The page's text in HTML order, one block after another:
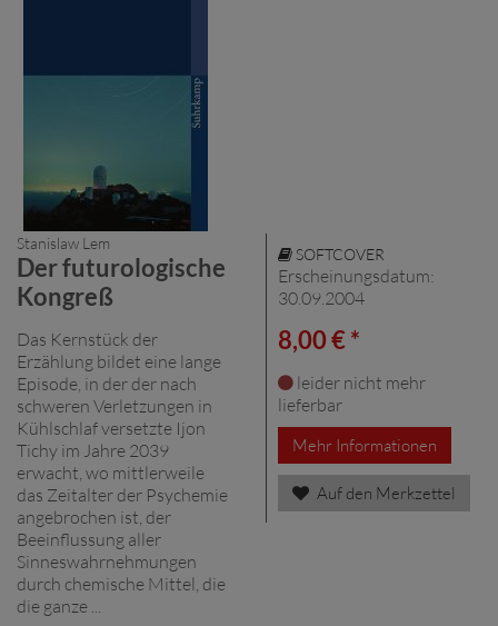
Stanislaw Lem
Der futurologische
Kongreß
Das Kernstück der
Erzählung bildet eine lange
Episode, in der der nach
schweren Verletzungen in
Kühlschlaf versetzte Ijon
Tichy im Jahre 2039
erwacht, wo mittlerweile
das Zeitalter der Psychemie
angebrochen ist, der
Beeinflussung aller
Sinneswahrnehmungen
durch chemische Mittel, die
die ganze ...
SOFTCOVER
Erscheinungsdatum:
30.09.2004
8,00 € *
leider nicht mehr
lieferbar
Mehr Informationen
Auf den Merkzettel